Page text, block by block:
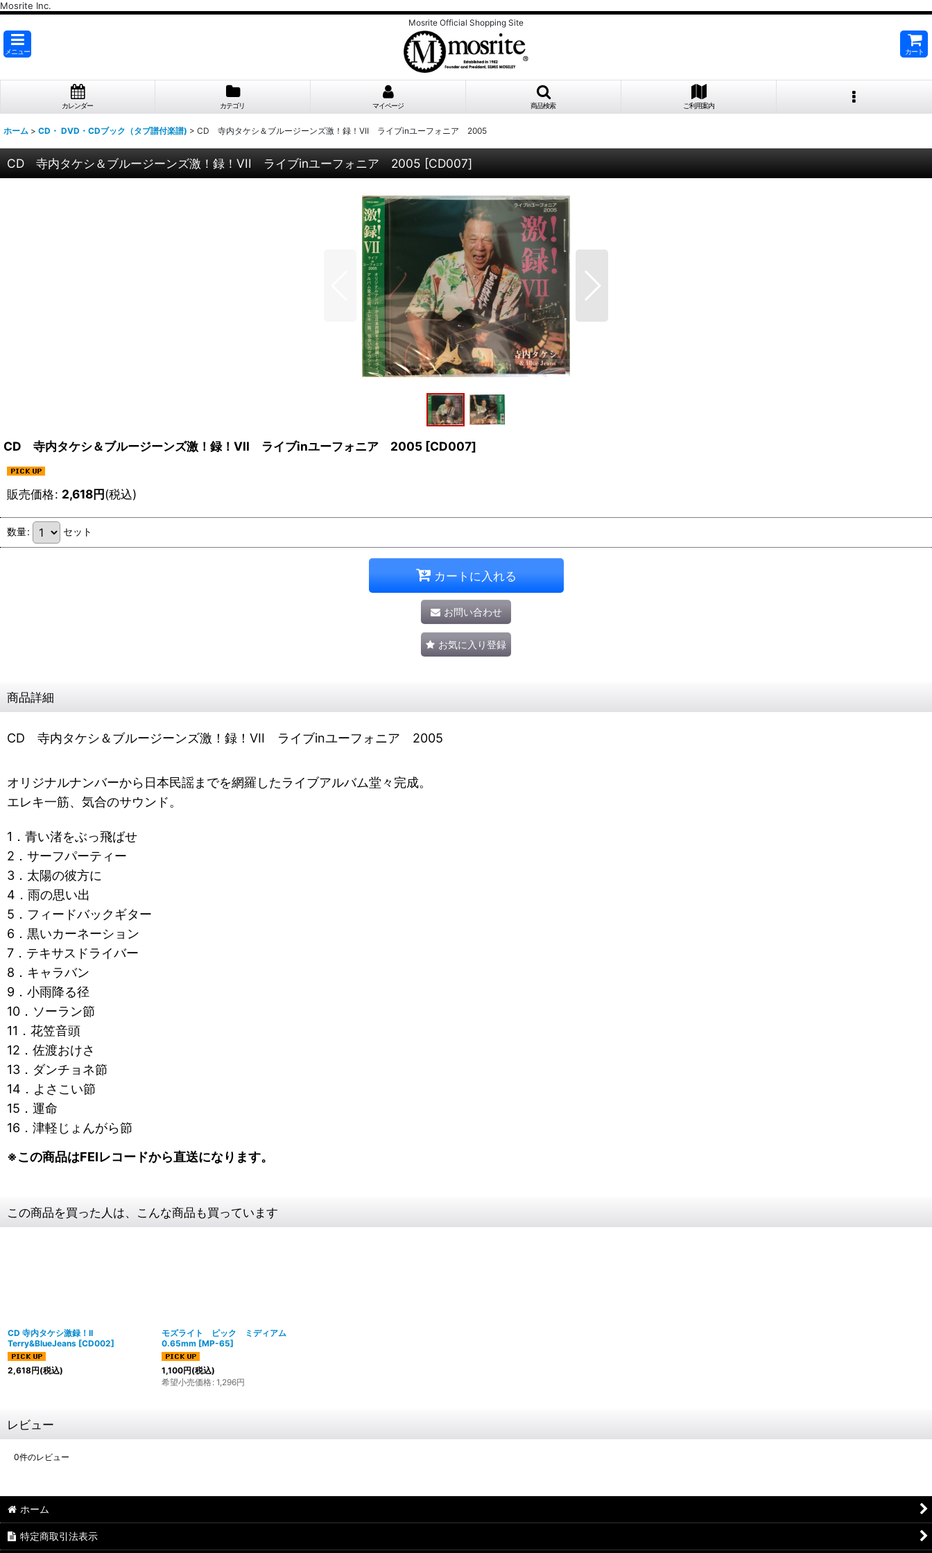
Mosrite Inc.
Mosrite Official Shopping Site
メニュー カート
カレンダー カテゴリ マイページ 商品検索 ご利用案内
ホーム > CD・ DVD・CDブック（タブ譜付楽譜) > CD 寺内タケシ＆ブルージーンズ激！録！VII ライブinユーフォニア 2005
CD 寺内タケシ＆ブルージーンズ激！録！VII ライブinユーフォニア 2005 [CD007]
CD 寺内タケシ＆ブルージーンズ激！録！VII ライブinユーフォニア 2005 [CD007]
販売価格: 2,618円(税込)
数量: セット
カートに入れる
お問い合わせ
お気に入り登録
商品詳細
CD 寺内タケシ＆ブルージーンズ激！録！VII ライブinユーフォニア 2005
オリジナルナンバーから日本民謡までを網羅したライブアルバム堂々完成。
エレキ一筋、気合のサウンド。
1．青い渚をぶっ飛ばせ
2．サーフパーティー
3．太陽の彼方に
4．雨の思い出
5．フィードバックギター
6．黒いカーネーション
7．テキサスドライバー
8．キャラバン
9．小雨降る径
10．ソーラン節
11．花笠音頭
12．佐渡おけさ
13．ダンチョネ節
14．よさこい節
15．運命
16．津軽じょんがら節
※この商品はFEIレコードから直送になります。
この商品を買った人は、こんな商品も買っています
CD 寺内タケシ激録！II
Terry&BlueJeans [CD002]
2,618円(税込)
モズライト ピック ミディアム
0.65mm [MP-65]
1,100円(税込)
希望小売価格: 1,296円
レビュー
0件のレビュー
ホーム
特定商取引法表示